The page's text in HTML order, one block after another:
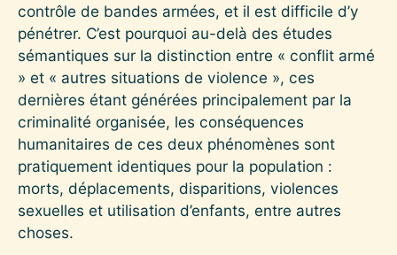
contrôle de bandes armées, et il est difficile d’y
pénétrer. C’est pourquoi au-delà des études
sémantiques sur la distinction entre « conflit armé
» et « autres situations de violence », ces
dernières étant générées principalement par la
criminalité organisée, les conséquences
humanitaires de ces deux phénomènes sont
pratiquement identiques pour la population :
morts, déplacements, disparitions, violences
sexuelles et utilisation d’enfants, entre autres
choses.